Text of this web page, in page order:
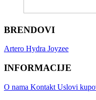
BRENDOVI
Artero Hydra Joyzee
INFORMACIJE
O nama Kontakt Uslovi